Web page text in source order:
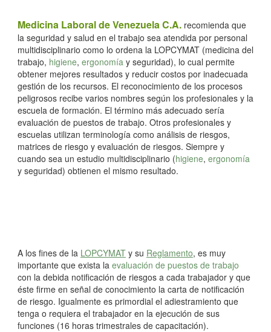
Medicina Laboral de Venezuela C.A. recomienda que
la seguridad y salud en el trabajo sea atendida por personal
multidisciplinario como lo ordena la LOPCYMAT (medicina del
trabajo, higiene, ergonomía y seguridad), lo cual permite
obtener mejores resultados y reducir costos por inadecuada
gestión de los recursos. El reconocimiento de los procesos
peligrosos recibe varios nombres según los profesionales y la
escuela de formación. El término más adecuado sería
evaluación de puestos de trabajo. Otros profesionales y
escuelas utilizan terminología como análisis de riesgos,
matrices de riesgo y evaluación de riesgos. Siempre y
cuando sea un estudio multidisciplinario (higiene, ergonomía
y seguridad) obtienen el mismo resultado.
A los fines de la LOPCYMAT y su Reglamento, es muy
importante que exista la evaluación de puestos de trabajo
con la debida notificación de riesgos a cada trabajador y que
éste firme en señal de conocimiento la carta de notificación
de riesgo. Igualmente es primordial el adiestramiento que
tenga o requiera el trabajador en la ejecución de sus
funciones (16 horas trimestrales de capacitación).